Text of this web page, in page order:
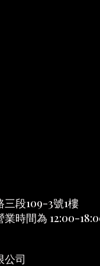
三段109-3號1樓
時間為 12:00-
公司